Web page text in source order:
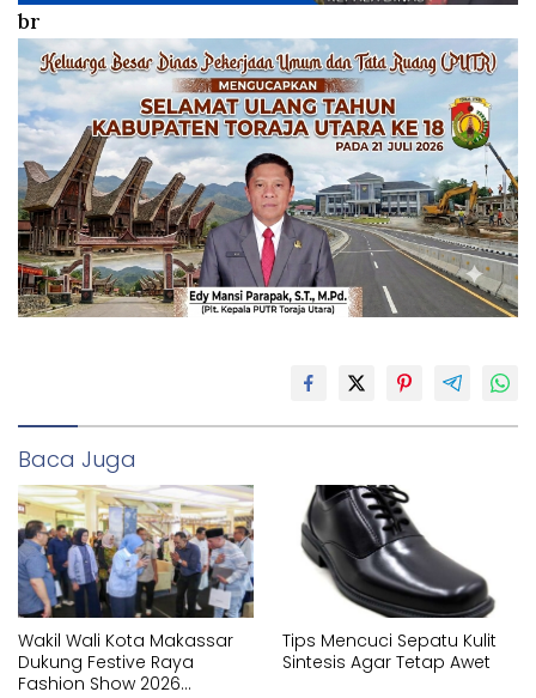
br
Baca Juga
Wakil Wali Kota Makassar
Dukung Festive Raya
Fashion Show 2026
Tips Mencuci Sepatu Kulit
Sintesis Agar Tetap Awet